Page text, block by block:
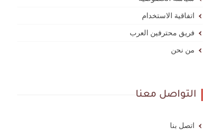
اتفاقية الاستخدام
فريق محترفين العرب
من نحن
التواصل معنا
اتصل بنا